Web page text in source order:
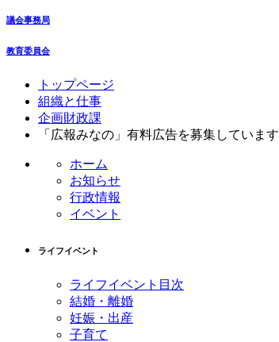
議会事務局
教育委員会
トップページ
組織と仕事
企画財政課
「広報みなの」有料広告を募集しています
ホーム
お知らせ
行政情報
イベント
ライフイベント
ライフイベント目次
結婚・離婚
妊娠・出産
子育て